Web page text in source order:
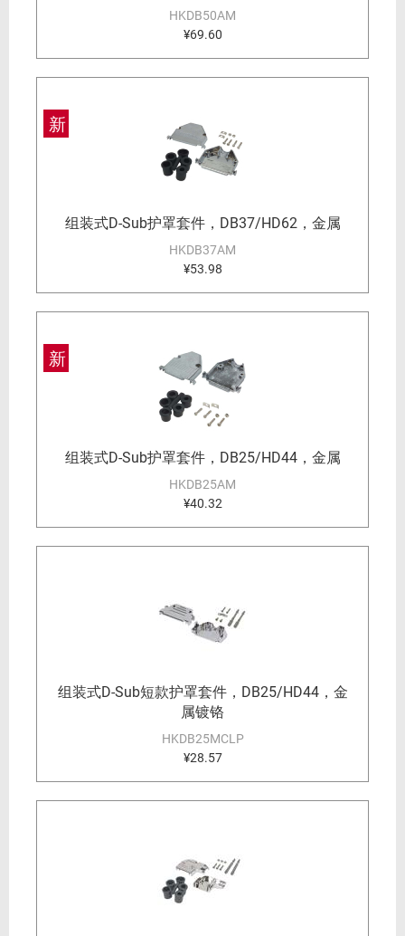
HKDB50AM
¥69.60
新
组装式D-Sub护罩套件，DB37/HD62，金属
HKDB37AM
¥53.98
新
组装式D-Sub护罩套件，DB25/HD44，金属
HKDB25AM
¥40.32
组装式D-Sub短款护罩套件，DB25/HD44，金
属镀铬
HKDB25MCLP
¥28.57